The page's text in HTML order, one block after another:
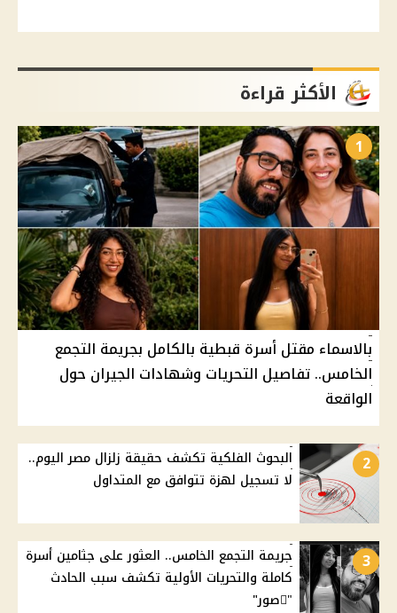
الأكثر قراءة
1
بالاسماء مقتل أسرة قبطية بالكامل بجريمة التجمع
الخامس.. تفاصيل التحريات وشهادات الجيران حول
الواقعة
2
البحوث الفلكية تكشف حقيقة زلزال مصر اليوم..
لا تسجيل لهزة تتوافق مع المتداول
3
جريمة التجمع الخامس.. العثور على جثامين أسرة
كاملة والتحريات الأولية تكشف سبب الحادث
"ًصور"